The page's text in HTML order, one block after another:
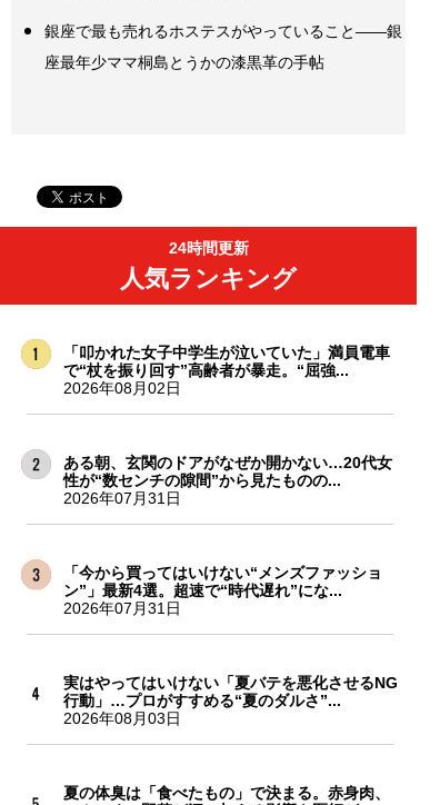
銀座で最も売れるホステスがやっていること――銀
座最年少ママ桐島とうかの漆黒革の手帖
24時間更新
人気ランキング
「叩かれた女子中学生が泣いていた」満員電車
で“杖を振り回す”高齢者が暴走。“屈強...
2026年08月02日
ある朝、玄関のドアがなぜか開かない…20代女
性が“数センチの隙間”から見たものの...
2026年07月31日
「今から買ってはいけない“メンズファッショ
ン”」最新4選。超速で“時代遅れ”にな...
2026年07月31日
実はやってはいけない「夏バテを悪化させるNG
行動」…プロがすすめる“夏のダルさ”...
2026年08月03日
夏の体臭は「食べたもの」で決まる。赤身肉、